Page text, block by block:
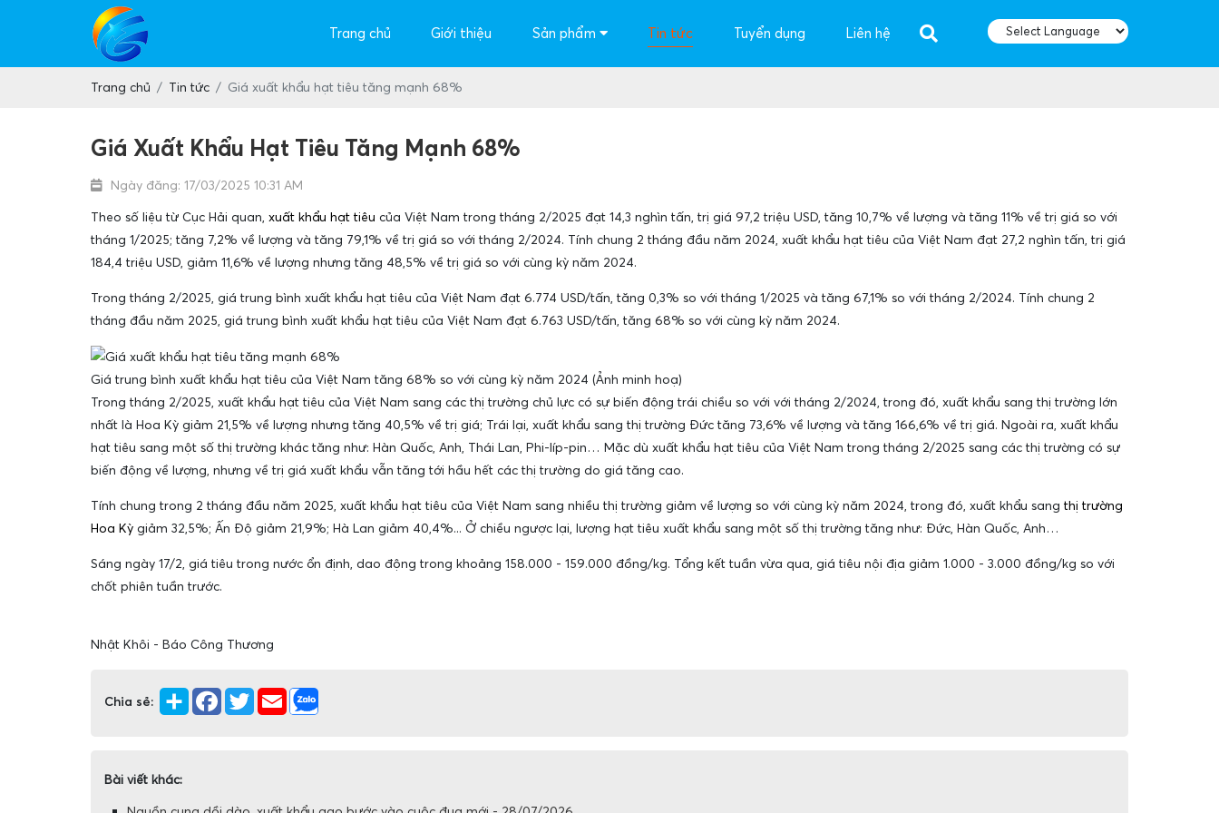
Trang chủ Giới thiệu Sản phẩm Tin tức Tuyển dụng Liên hệ
Trang chủ Tin tức Giá xuất khẩu hạt tiêu tăng mạnh 68%
Giá Xuất Khẩu Hạt Tiêu Tăng Mạnh 68%
Ngày đăng: 17/03/2025 10:31 AM
Theo số liệu từ Cục Hải quan, xuất khẩu hạt tiêu của Việt Nam trong tháng 2/2025 đạt 14,3 nghìn tấn, trị giá 97,2 triệu USD, tăng 10,7% về lượng và tăng 11% về trị giá so với
tháng 1/2025; tăng 7,2% về lượng và tăng 79,1% về trị giá so với tháng 2/2024. Tính chung 2 tháng đầu năm 2024, xuất khẩu hạt tiêu của Việt Nam đạt 27,2 nghìn tấn, trị giá
184,4 triệu USD, giảm 11,6% về lượng nhưng tăng 48,5% về trị giá so với cùng kỳ năm 2024.
Trong tháng 2/2025, giá trung bình xuất khẩu hạt tiêu của Việt Nam đạt 6.774 USD/tấn, tăng 0,3% so với tháng 1/2025 và tăng 67,1% so với tháng 2/2024. Tính chung 2
tháng đầu năm 2025, giá trung bình xuất khẩu hạt tiêu của Việt Nam đạt 6.763 USD/tấn, tăng 68% so với cùng kỳ năm 2024.
Giá trung bình xuất khẩu hạt tiêu của Việt Nam tăng 68% so với cùng kỳ năm 2024 (Ảnh minh hoạ)
Trong tháng 2/2025, xuất khẩu hạt tiêu của Việt Nam sang các thị trường chủ lực có sự biến động trái chiều so với với tháng 2/2024, trong đó, xuất khẩu sang thị trường lớn
nhất là Hoa Kỳ giảm 21,5% về lượng nhưng tăng 40,5% về trị giá; Trái lại, xuất khẩu sang thị trường Đức tăng 73,6% về lượng và tăng 166,6% về trị giá. Ngoài ra, xuất khẩu
hạt tiêu sang một số thị trường khác tăng như: Hàn Quốc, Anh, Thái Lan, Phi-líp-pin… Mặc dù xuất khẩu hạt tiêu của Việt Nam trong tháng 2/2025 sang các thị trường có sự
biến động về lượng, nhưng về trị giá xuất khẩu vẫn tăng tới hầu hết các thị trường do giá tăng cao.
Tính chung trong 2 tháng đầu năm 2025, xuất khẩu hạt tiêu của Việt Nam sang nhiều thị trường giảm về lượng so với cùng kỳ năm 2024, trong đó, xuất khẩu sang thị trường
Hoa Kỳ giảm 32,5%; Ấn Độ giảm 21,9%; Hà Lan giảm 40,4%... Ở chiều ngược lại, lượng hạt tiêu xuất khẩu sang một số thị trường tăng như: Đức, Hàn Quốc, Anh…
Sáng ngày 17/2, giá tiêu trong nước ổn định, dao động trong khoảng 158.000 - 159.000 đồng/kg. Tổng kết tuần vừa qua, giá tiêu nội địa giảm 1.000 - 3.000 đồng/kg so với
chốt phiên tuần trước.
Nhật Khôi - Báo Công Thương
Chia sẻ:
Bài viết khác: